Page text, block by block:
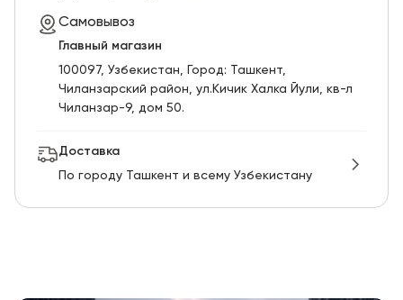
Самовывоз
Главный магазин
100097, Узбекистан, Город: Ташкент,
Чиланзарский pайон, ул.Кичик Халка Йули, кв-л
Чиланзар-9, дом 50.
Доставка
По городу Ташкент и всему Узбекистану